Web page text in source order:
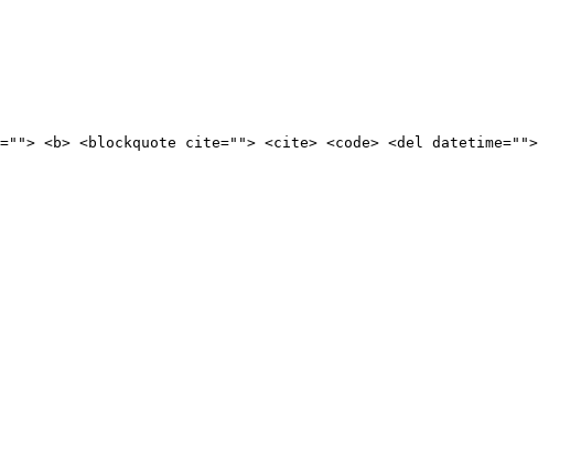
<b> <blockquote cite=""> <cite> <code> <del datetime="">